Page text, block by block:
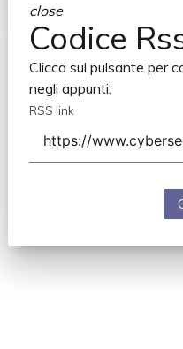
close
Codice
Clicca sul pulsante per
negli appunti.
RSS link